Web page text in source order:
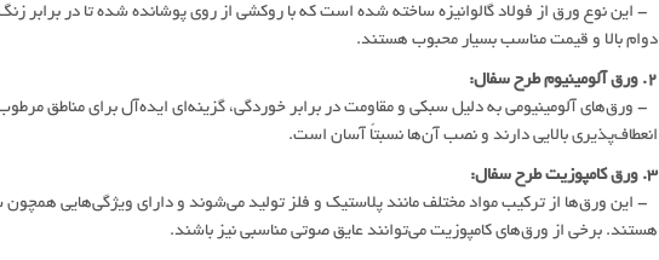
- این نوع ورق از فولاد گالوانیزه ساخته شده است که با روکشی از روی پوشانده شده تا در برابر
دوام بالا و قیمت مناسب بسیار محبوب هستند.
2. ورق آلومینیوم طرح سفال:
- ورق‌های آلومینیومی به دلیل سبکی و مقاومت در برابر خوردگی، گزینه‌ای ایده‌آل برای مناطق
انعطاف‌پذیری بالایی دارند و نصب آن‌ها نسبتاً آسان است.
3. ورق کامپوزیت طرح سفال:
- این ورق‌ها از ترکیب مواد مختلف مانند پلاستیک و فلز تولید می‌شوند و دارای ویژگی‌هایی
هستند. برخی از ورق‌های کامپوزیت می‌توانند عایق صوتی مناسبی نیز باشند.